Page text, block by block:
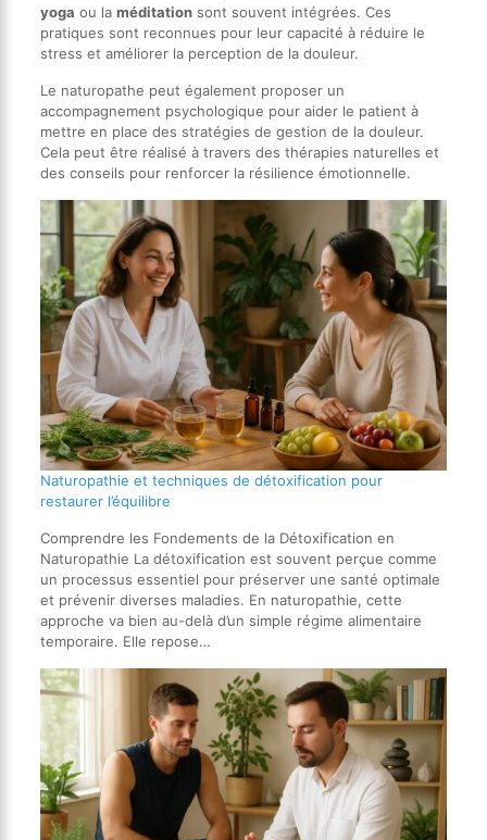
yoga ou la méditationsont souvent intégrées. Ces
pratiques sont reconnues pour leur capacité à réduire le
stress et améliorer la perception de la douleur.
Le naturopathe peut également proposer un
accompagnement psychologique pour aider le patient à
mettre en place des stratégies de gestion de la douleur.
Cela peut être réalisé à travers des thérapies naturelles et
des conseils pour renforcer la résilience émotionnelle.
Naturopathie et techniques de détoxification pour
restaurer l’équilibre
Comprendre les Fondements de la Détoxification en
Naturopathie La détoxification est souvent perçue comme
un processus essentiel pour préserver une santé optimale
et prévenir diverses maladies. En naturopathie, cette
approche va bien au-delà d’un simple régime alimentaire
temporaire. Elle repose…